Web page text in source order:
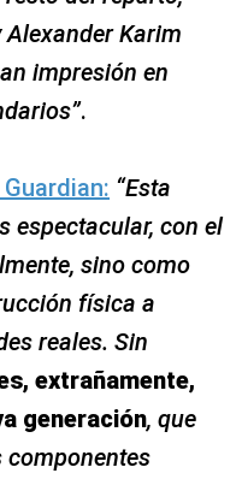
Karim
impresión en
.
“Esta
espectacular, con el
sino como
física a
reales. Sin
extrañamente,
generación, que
componentes